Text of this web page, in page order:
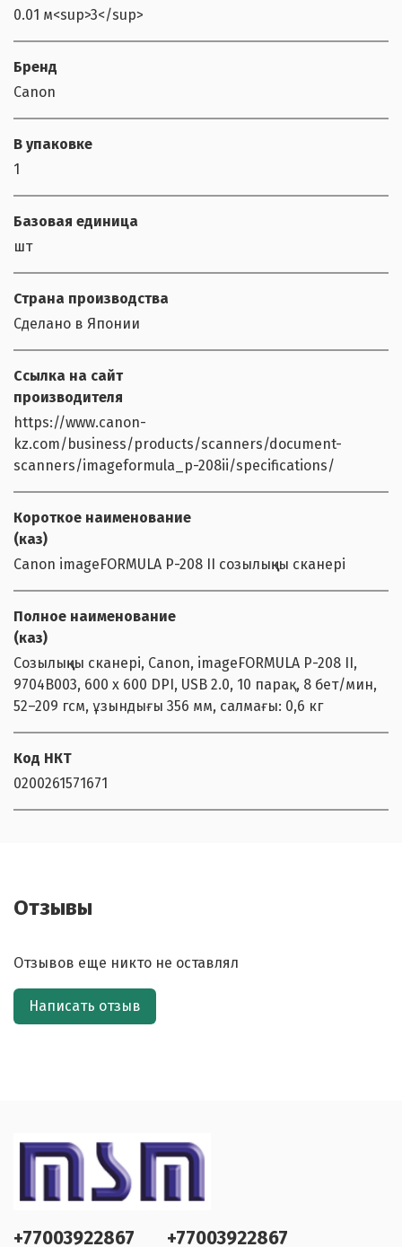
0.01 м<sup>3</sup>
Бренд
Canon
В упаковке
1
Базовая единица
шт
Страна производства
Сделано в Японии
Ссылка на сайт
производителя
https://www.canon-
kz.com/business/products/scanners/document-
scanners/imageformula_p-208ii/specifications/
Короткое наименование
(каз)
Canon imageFORMULA P-208 II созылыңқы сканері
Полное наименование
(каз)
Созылыңқы сканері, Canon, imageFORMULA P-208 II,
9704B003, 600 x 600 DPI, USB 2.0, 10 парақ, 8 бет/мин,
52–209 гсм, ұзындығы 356 мм, салмағы: 0,6 кг
Код НКТ
0200261571671
Отзывы
Отзывов еще никто не оставлял
Написать отзыв
+77003922867 +77003922867